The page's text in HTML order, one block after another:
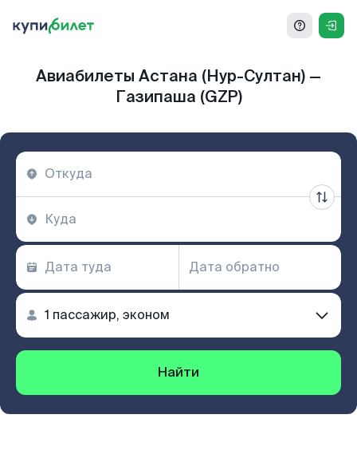
Авиабилеты Астана (Нур-Султан) —
Газипаша (GZP)
Найти